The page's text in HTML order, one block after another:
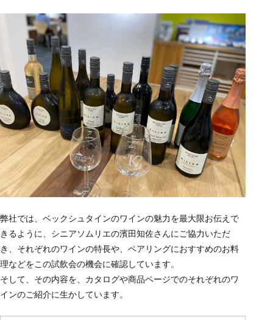
弊社では、ベックシュタインのワインの魅力を最大限お伝えで
きるように、シニアソムリエの濱田知佐さんにご協力いただ
き、それぞれのワインの特長や、ペアリングにおすすめのお料
理などをこの試飲会の機会に確認しています。
そして、その内容を、カタログや商品ページでのそれぞれのワ
インのご紹介に生かしています。